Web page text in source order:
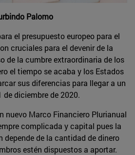
Palomo
el presupuesto europeo para el
cruciales para el devenir de la
de la cumbre extraordinaria de los
el tiempo se acaba y los Estados
sus diferencias para llegar a un
de diciembre de 2020.
nuevo Marco Financiero Plurianual
complicada y capital pues la
depende de la cantidad de dinero
estén dispuestos a aportar.